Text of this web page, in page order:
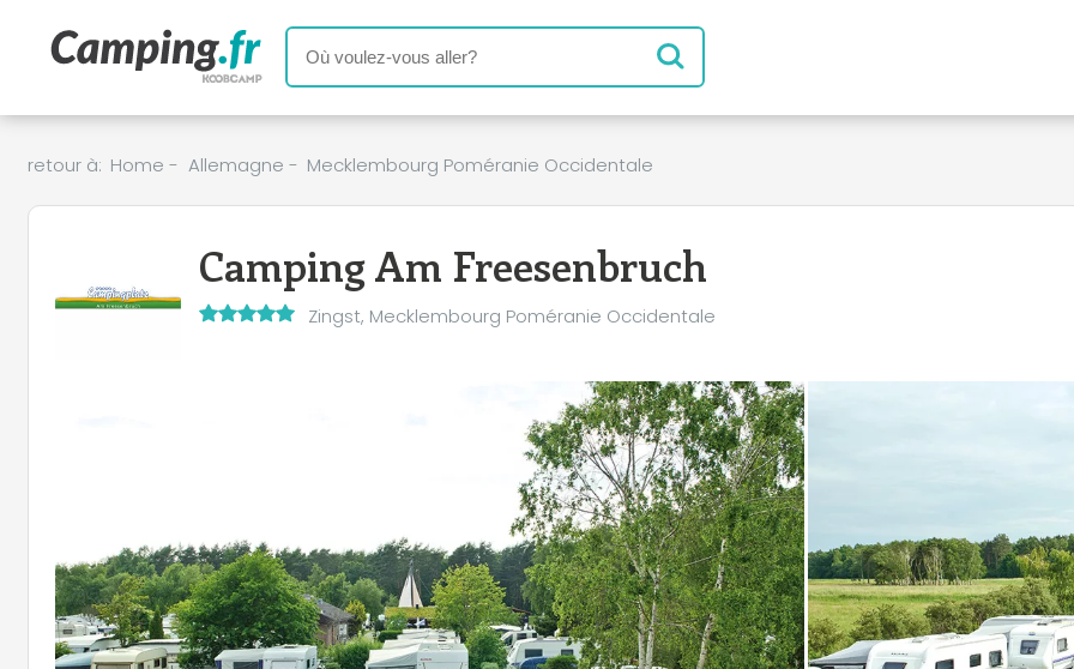
retour à: Home - Allemagne - Mecklembourg Poméranie Occidentale
Camping Am Freesenbruch
Zingst, Mecklembourg Poméranie Occidentale